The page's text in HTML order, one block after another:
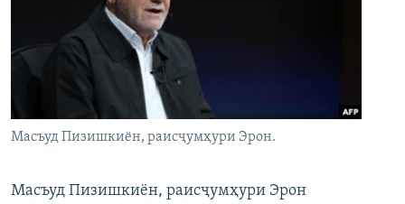
Масъуд Пизишкиён, раисҷумҳури Эрон.
Масъуд Пизишкиён, раисҷумҳури Эрон